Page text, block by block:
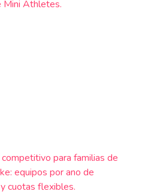
Mini Athletes.
para familias de
equipos por ano de
cuotas flexibles.